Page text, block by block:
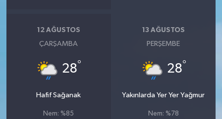
12 AĞUSTOS
ÇARŞAMBA
28°
Hafif Sağanak
Nem: %85
13 AĞUSTOS
PERŞEMBE
28°
Yakınlarda Yer Yer Yağmur
Nem: %78